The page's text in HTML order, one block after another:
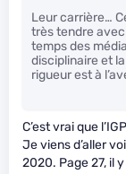
Leur carrière…
très tendre
temps des
disciplinaire et
rigueur est à
C’est vrai que
Je viens d’aller
2020. Page 27, il